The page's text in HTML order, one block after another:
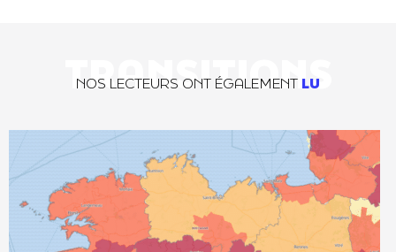
TRANSITIONS
NOS LECTEURS ONT ÉGALEMENT LU